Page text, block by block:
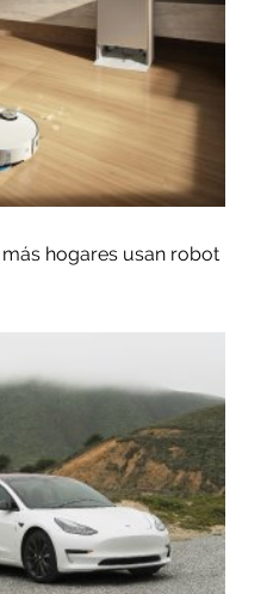
hogares usan robot